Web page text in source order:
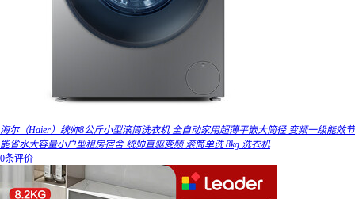
海尔（Haier）统帅8公斤小型滚筒洗衣机 全自动家用超薄平嵌大筒径 变频一级能效节
能省水大容量小户型租房宿舍 统帅直驱变频 滚筒单洗 8kg 洗衣机
0条评价